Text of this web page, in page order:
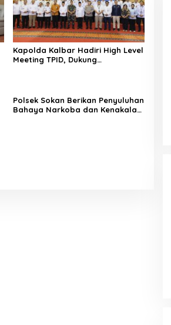
Kapolda Kalbar Hadiri High Level
Meeting TPID, Dukung
Polsek Sokan Berikan Penyuluhan
Bahaya Narkoba dan Kenakalan